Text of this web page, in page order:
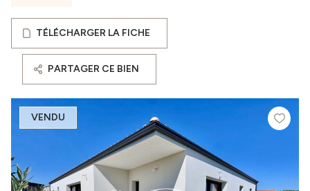
TÉLÉCHARGER LA FICHE
PARTAGER CE BIEN
VENDU